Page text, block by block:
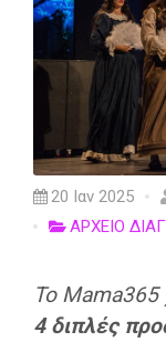
20 Ιαν 2025
ΑΡΧΕΙΟ
Το Mama365
4 διπλές